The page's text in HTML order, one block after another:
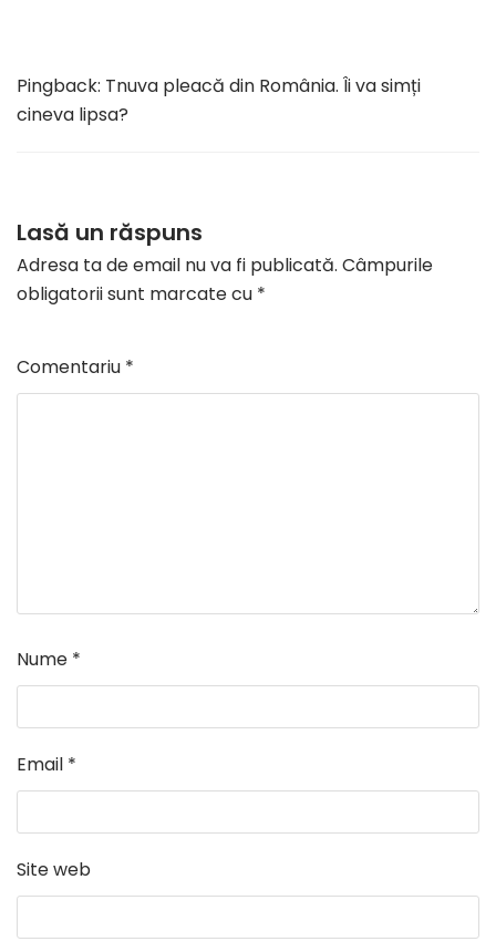
Pingback: Tnuva pleacă din România. Îi va simți
cineva lipsa?
Lasă un răspuns
Adresa ta de email nu va fi publicată. Câmpurile
obligatorii sunt marcate cu *
Comentariu *
Nume *
Email *
Site web